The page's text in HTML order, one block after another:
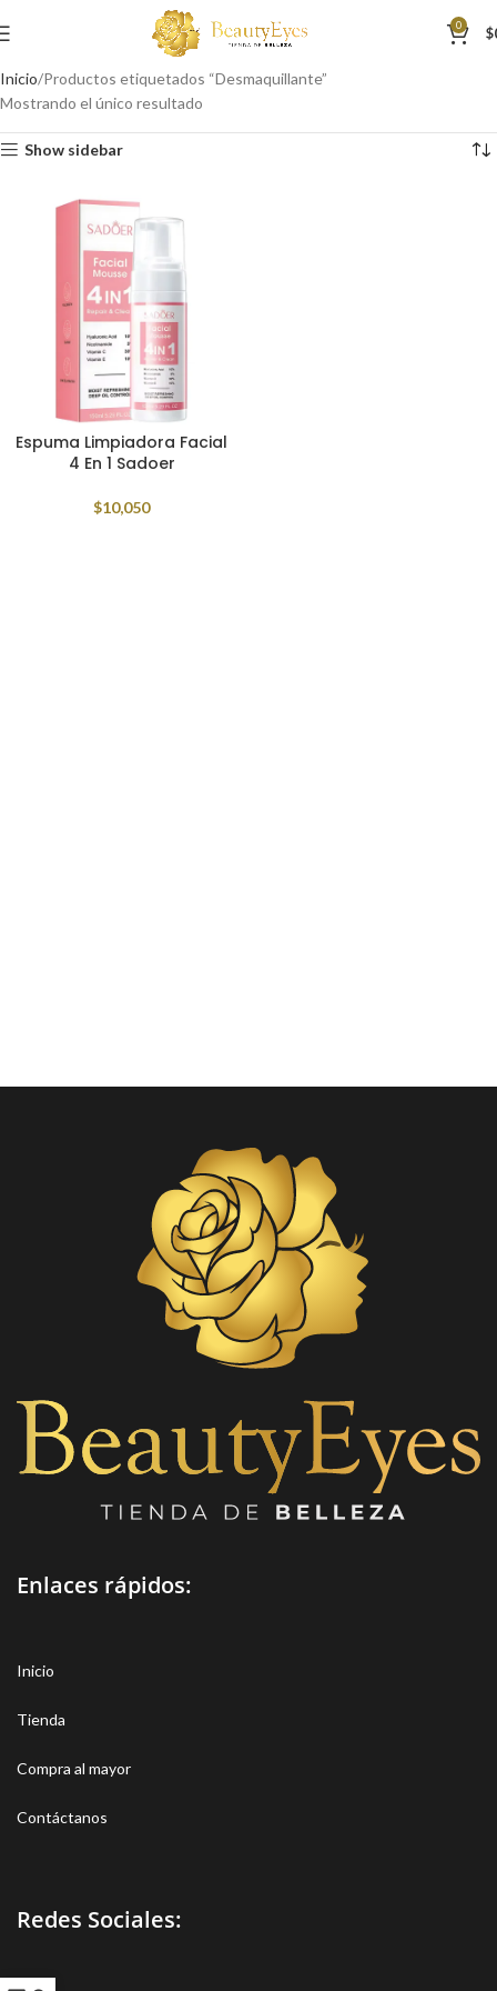
0 $
Inicio Productos etiquetados “Desmaquillante”
Mostrando el único resultado
Show sidebar
Espuma Limpiadora Facial
4 En 1 Sadoer
$10,050
Enlaces rápidos:
Inicio
Tienda
Compra al mayor
Contáctanos
Redes Sociales: